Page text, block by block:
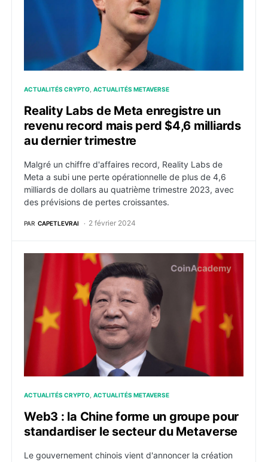
ACTUALITÉS CRYPTO ACTUALITÉS METAVERSE
Reality Labs de Meta enregistre un
revenu record mais perd $4,6 milliards
au dernier trimestre
Malgré un chiffre d'affaires record, Reality Labs de
Meta a subi une perte opérationnelle de plus de 4,6
milliards de dollars au quatrième trimestre 2023, avec
des prévisions de pertes croissantes.
PAR CAPETLEVRAI 2 février 2024
Web3 : la Chine forme un groupe pour standardiser
ACTUALITÉS CRYPTO ACTUALITÉS METAVERSE
Web3 : la Chine forme un groupe pour
standardiser le secteur du Metaverse
Le gouvernement chinois vient d'annoncer la création